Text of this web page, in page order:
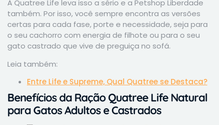
A Quatree Life leva isso a sério e a Petshop Liberdade
também. Por isso, você sempre encontra as versões
certas para cada fase, porte e necessidade, seja para
o seu cachorro com energia de filhote ou para o seu
gato castrado que vive de preguiça no sofá.
Leia também:
Entre Life e Supreme, Qual Quatree se Destaca?
Benefícios da Ração Quatree Life Natural
para Gatos Adultos e Castrados